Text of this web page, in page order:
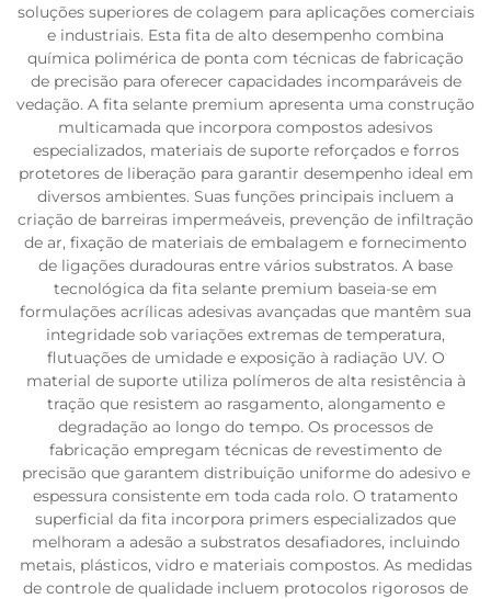
soluções superiores de colagem para aplicações comerciais
e industriais. Esta fita de alto desempenho combina
química polimérica de ponta com técnicas de fabricação
de precisão para oferecer capacidades incomparáveis de
vedação. A fita selante premium apresenta uma construção
multicamada que incorpora compostos adesivos
especializados, materiais de suporte reforçados e forros
protetores de liberação para garantir desempenho ideal em
diversos ambientes. Suas funções principais incluem a
criação de barreiras impermeáveis, prevenção de infiltração
de ar, fixação de materiais de embalagem e fornecimento
de ligações duradouras entre vários substratos. A base
tecnológica da fita selante premium baseia-se em
formulações acrílicas adesivas avançadas que mantêm sua
integridade sob variações extremas de temperatura,
flutuações de umidade e exposição à radiação UV. O
material de suporte utiliza polímeros de alta resistência à
tração que resistem ao rasgamento, alongamento e
degradação ao longo do tempo. Os processos de
fabricação empregam técnicas de revestimento de
precisão que garantem distribuição uniforme do adesivo e
espessura consistente em toda cada rolo. O tratamento
superficial da fita incorpora primers especializados que
melhoram a adesão a substratos desafiadores, incluindo
metais, plásticos, vidro e materiais compostos. As medidas
de controle de qualidade incluem protocolos rigorosos de